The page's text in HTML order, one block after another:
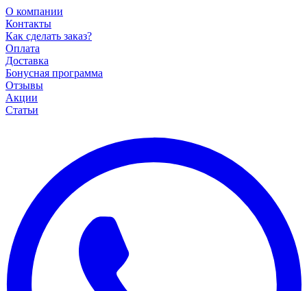
О компании
Контакты
Как сделать заказ?
Оплата
Доставка
Бонусная программа
Отзывы
Акции
Статьи